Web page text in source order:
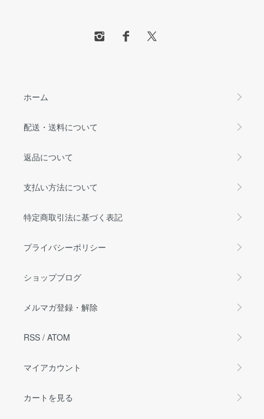
ホーム
配送・送料について
返品について
支払い方法について
特定商取引法に基づく表記
プライバシーポリシー
ショップブログ
メルマガ登録・解除
RSS / ATOM
マイアカウント
カートを見る